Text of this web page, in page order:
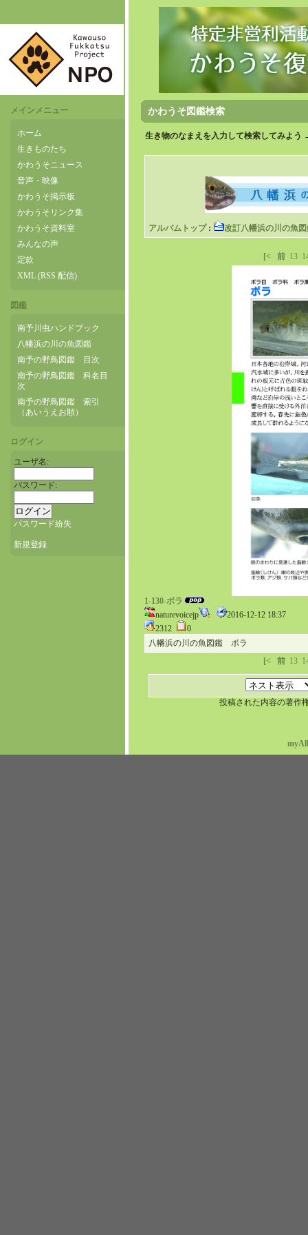
メインメニュー
ホーム
生きものたち
かわうそニュース
音声・映像
かわうそ掲示板
かわうそリンク集
かわうそ資料室
みんなの声
定款
XML (RSS 配信)
図鑑
南予川虫ハンドブック
八幡浜の川の魚図鑑
南予の野鳥図鑑 目次
南予の野鳥図鑑 科名目
次
南予の野鳥図鑑 索引
（あいうえお順）
ログイン
ユーザ名:
パスワード:
パスワード紛失
新規登録
かわうそ図鑑検索
生き物のなまえを入力して検索してみよう
アルバムトップ: 改訂八幡浜の川の魚
[< 前 13
1-130-ボラ
naturevoicejp
2016-12-12 18:37
2312
0
八幡浜の川の魚図鑑 ボラ
[<
前 13
投稿された内容の著作